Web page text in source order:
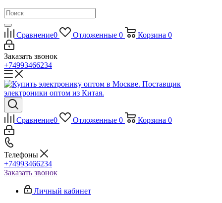
Сравнение0 Отложенные 0 Корзина 0
Заказать звонок
+74993466234
Сравнение0 Отложенные 0 Корзина 0
Телефоны
+74993466234
Заказать звонок
Личный кабинет